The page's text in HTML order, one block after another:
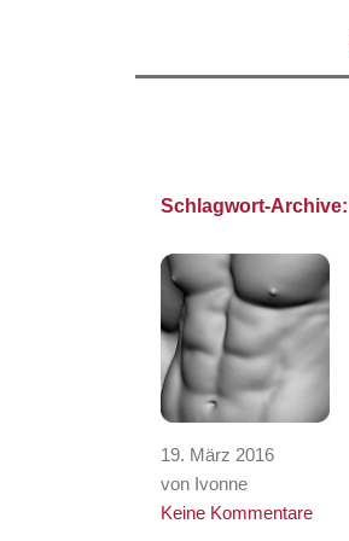
Schlagwort-Archive:
19. März 2016
von Ivonne
Keine Kommentare